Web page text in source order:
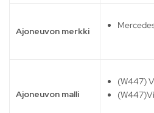
Ajoneuvon merkki
Ajoneuvon malli
(W447)